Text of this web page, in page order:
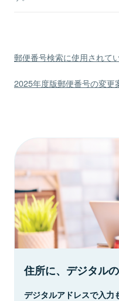
郵便番号検索に使用されて
2025年度版郵便番号の変更
住所に、デジタルの
デジタルアドレスで入力